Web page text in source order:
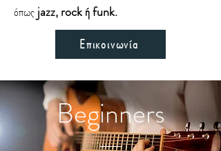
όπωςjazz, rock ή funk.
Επικοινωνία
Beginners